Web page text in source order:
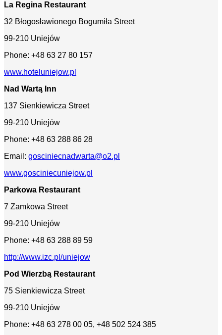
La Regina Restaurant
32 Błogosławionego Bogumiła Street
99-210 Uniejów
Phone: +48 63 27 80 157
www.hoteluniejow.pl
Nad Wartą Inn
137 Sienkiewicza Street
99-210 Uniejów
Phone: +48 63 288 86 28
Email: gosciniecnadwarta@o2.pl
www.gosciniecuniejow.pl
Parkowa Restaurant
7 Zamkowa Street
99-210 Uniejów
Phone: +48 63 288 89 59
http://www.izc.pl/uniejow
Pod Wierzbą Restaurant
75 Sienkiewicza Street
99-210 Uniejów
Phone: +48 63 278 00 05, +48 502 524 385